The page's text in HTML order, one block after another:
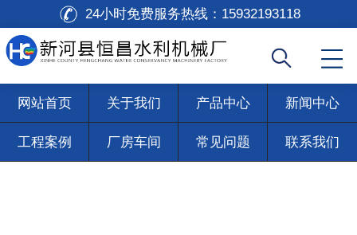
24小时免费服务热线： 15932193118
网站首页 关于我们 产品中心 新闻中心
工程案例 厂房车间 常见问题 联系我们